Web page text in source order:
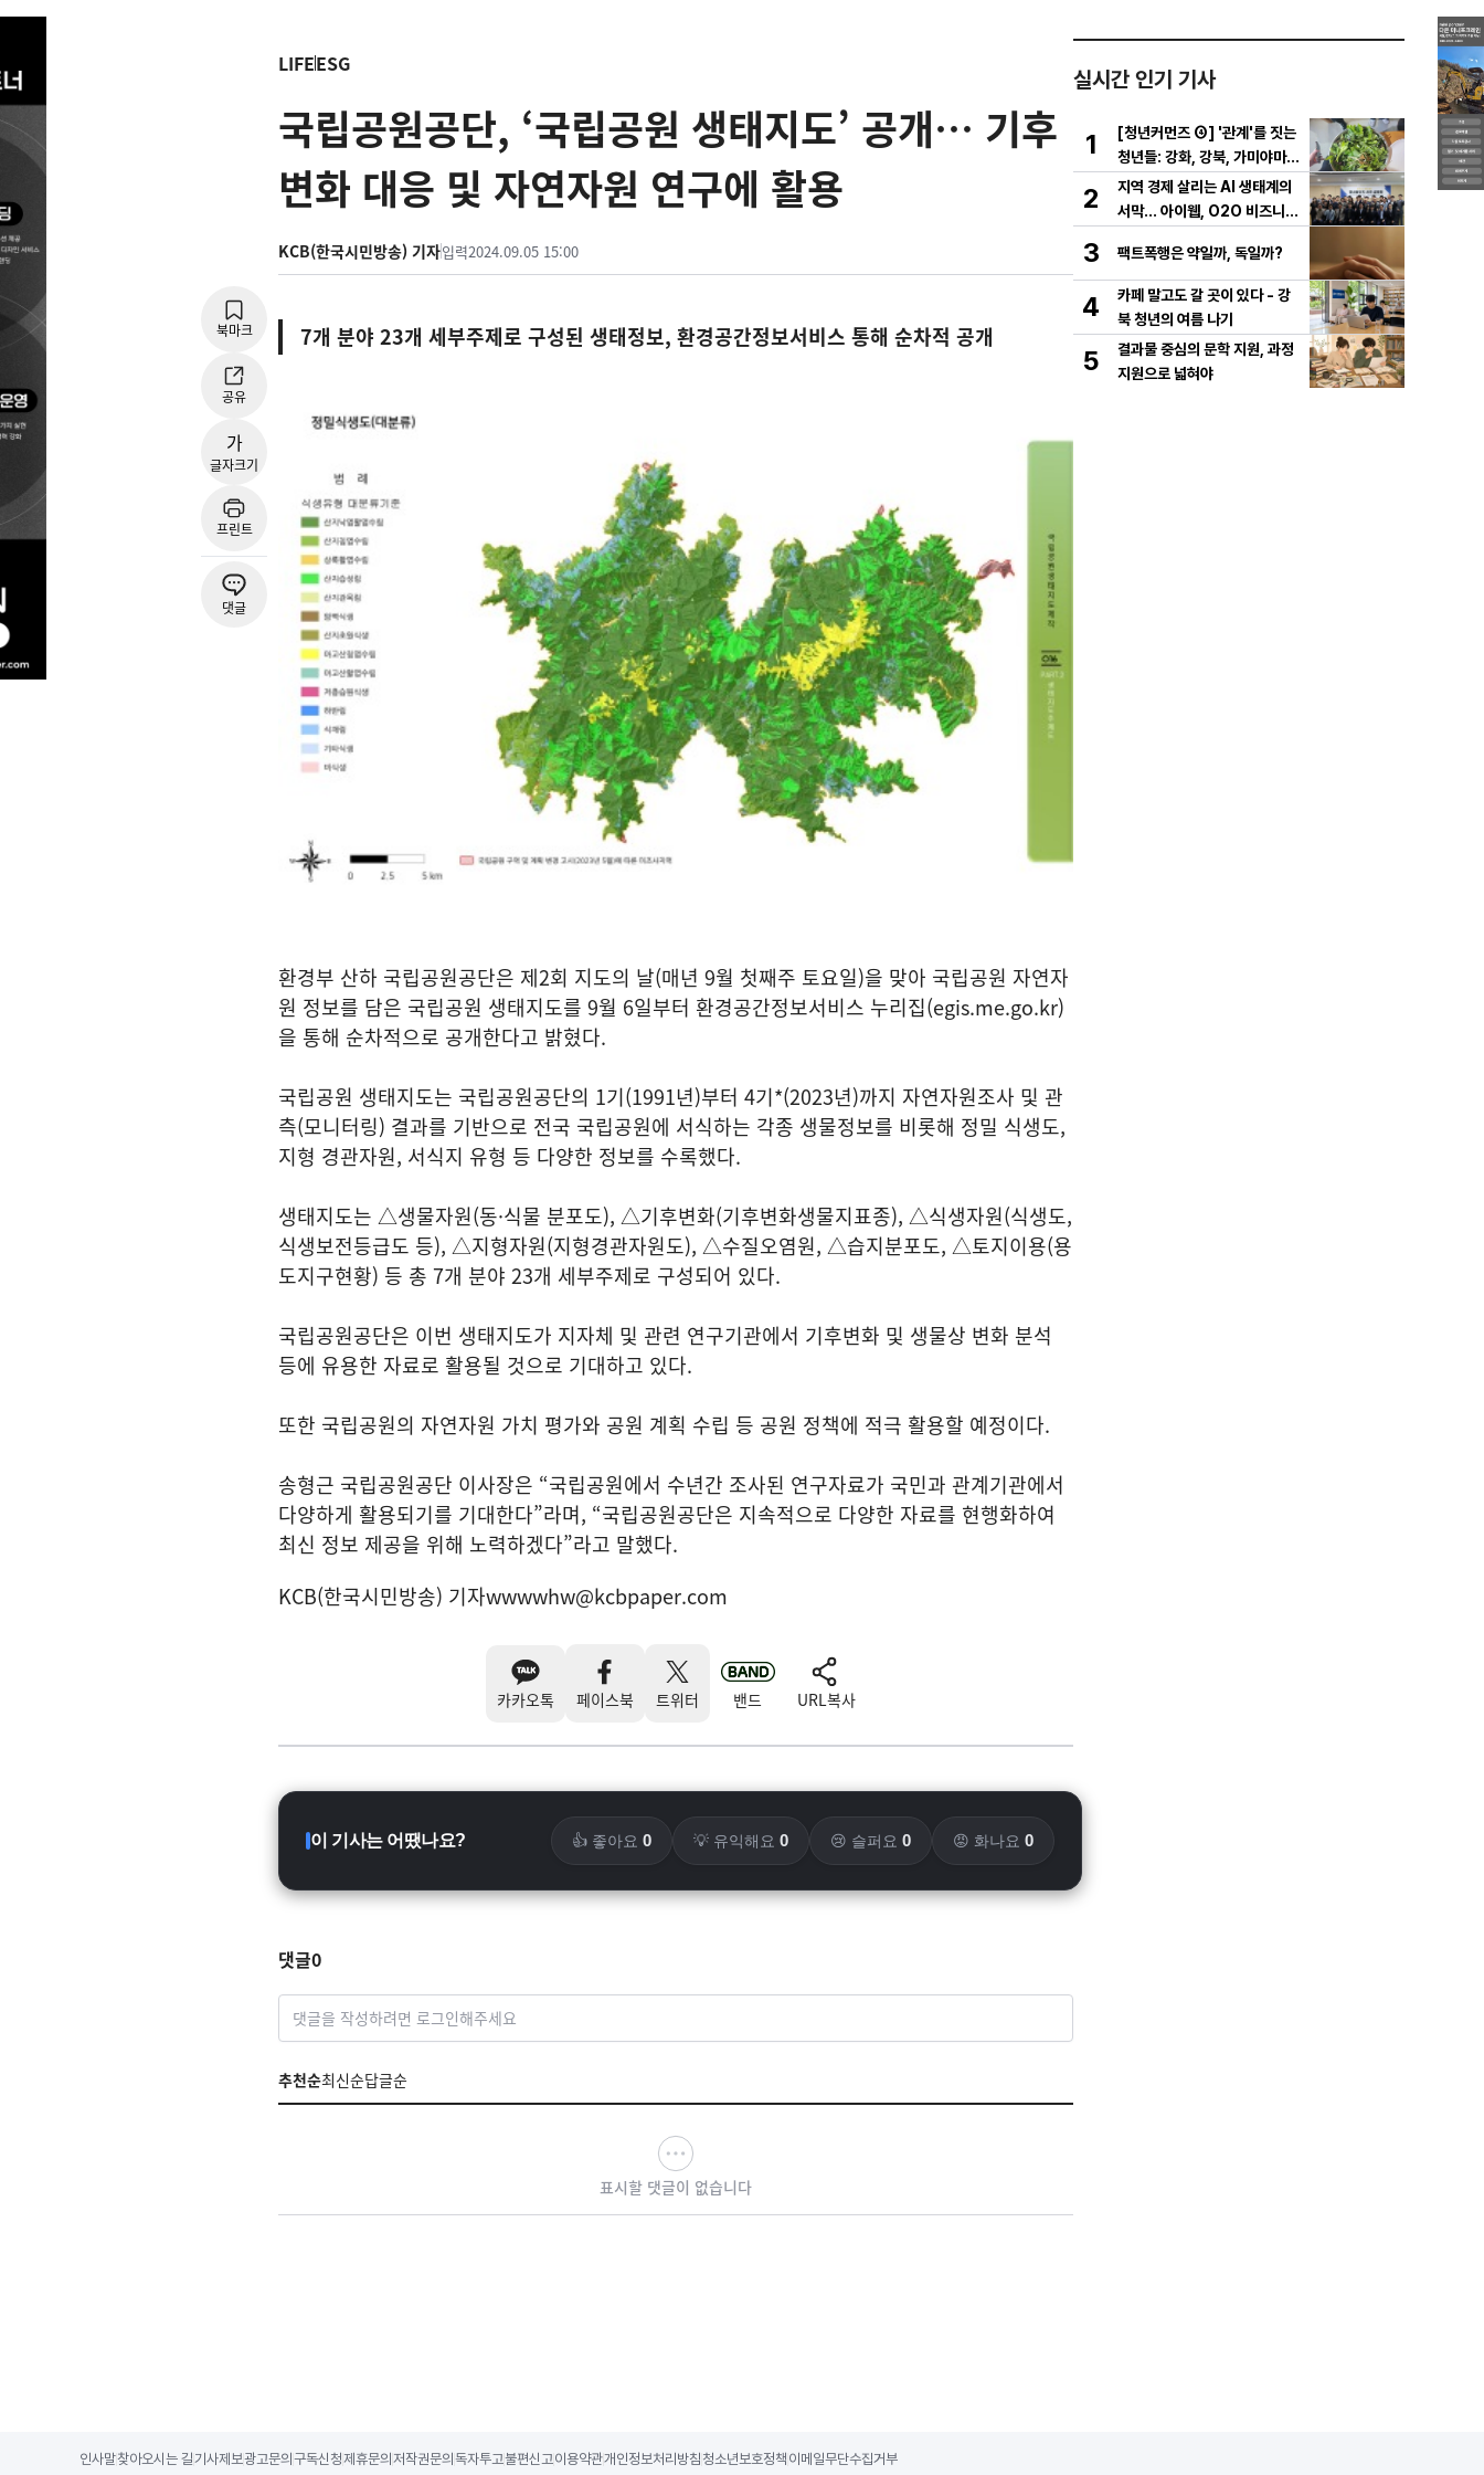
LIFEESG
국립공원공단, ‘국립공원 생태지도’ 공개… 기후
변화 대응 및 자연자원 연구에 활용
KCB(한국시민방송) 기자입력2024.09.05 15:00
북마크
공유
가
글자크기
프린트
댓글
7개 분야 23개 세부주제로 구성된 생태정보, 환경공간정보서비스 통해 순차적 공개
환경부 산하 국립공원공단은 제2회 지도의 날(매년 9월 첫째주 토요일)을 맞아 국립공원 자연자
원 정보를 담은 국립공원 생태지도를 9월 6일부터 환경공간정보서비스 누리집(egis.me.go.kr)
을 통해 순차적으로 공개한다고 밝혔다.
국립공원 생태지도는 국립공원공단의 1기(1991년)부터 4기*(2023년)까지 자연자원조사 및 관
측(모니터링) 결과를 기반으로 전국 국립공원에 서식하는 각종 생물정보를 비롯해 정밀 식생도,
지형 경관자원, 서식지 유형 등 다양한 정보를 수록했다.
생태지도는 △생물자원(동·식물 분포도), △기후변화(기후변화생물지표종), △식생자원(식생도,
식생보전등급도 등), △지형자원(지형경관자원도), △수질오염원, △습지분포도, △토지이용(용
도지구현황) 등 총 7개 분야 23개 세부주제로 구성되어 있다.
국립공원공단은 이번 생태지도가 지자체 및 관련 연구기관에서 기후변화 및 생물상 변화 분석
등에 유용한 자료로 활용될 것으로 기대하고 있다.
또한 국립공원의 자연자원 가치 평가와 공원 계획 수립 등 공원 정책에 적극 활용할 예정이다.
송형근 국립공원공단 이사장은 “국립공원에서 수년간 조사된 연구자료가 국민과 관계기관에서
다양하게 활용되기를 기대한다”라며, “국립공원공단은 지속적으로 다양한 자료를 현행화하여
최신 정보 제공을 위해 노력하겠다”라고 말했다.
KCB(한국시민방송) 기자wwwwhw@kcbpaper.com
카카오톡 페이스북 트위터 밴드 URL복사
이 기사는 어땠나요? 👍 좋아요 0 💡 유익해요 0 😢 슬퍼요 0 😡 화나요 0
댓글0
댓글을 작성하려면 로그인해주세요
추천순최신순답글순
표시할 댓글이 없습니다
실시간 인기 기사
1
[청년커먼즈 ④] '관계'를 짓는
청년들: 강화, 강북, 가미야마의
실험
2
지역 경제 살리는 AI 생태계의
서막... 아이웹, O2O 비즈니스
회 성료
3 팩트폭행은 약일까, 독일까?
4
카페 말고도 갈 곳이 있다 - 강
북 청년의 여름 나기
5
결과물 중심의 문학 지원, 과정
지원으로 넓혀야
인사말찾아오시는 길기사제보광고문의 구독신청제휴문의 저작권문의 독자투고불편신고이용약관개인정보처리방침 청소년보호정책 이메일무단수집거부